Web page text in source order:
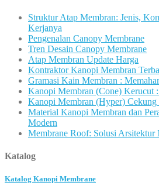
Struktur Atap Membran: Jenis,
Kerjanya
Pengenalan Canopy Membrane
Tren Desain Canopy Membrane
Atap Membran Update Harga
Kontraktor Kanopi Membran
Gramasi Kain Membran :
Kanopi Membran (Cone) Kerucut
Kanopi Membran (Hyper)
Material Kanopi Membran dan
Modern
Membrane Roof: Solusi Arsitektur
Katalog
Katalog Kanopi Membrane